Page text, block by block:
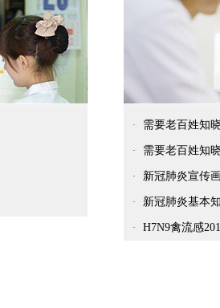
· 需要老百姓知
· 需要老百姓知
· 新冠肺炎宣传画
· 新冠肺炎基本
· H7N9禽流感